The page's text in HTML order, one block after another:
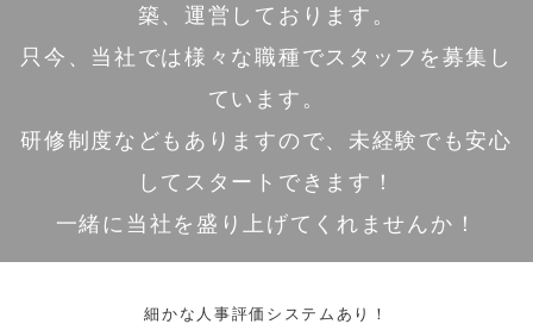
築、運営しております。
只今、当社では様々な職種でスタッフを募集し
ています。
研修制度などもありますので、未経験でも安心
してスタートできます！
一緒に当社を盛り上げてくれませんか！
細かな人事評価システムあり！